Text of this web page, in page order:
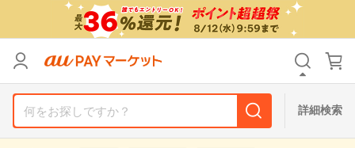
詳細検索
カテゴリ すべて
すべて
支払い方法 すべて
カテゴリ すべて
すべて
支払い方法 すべて